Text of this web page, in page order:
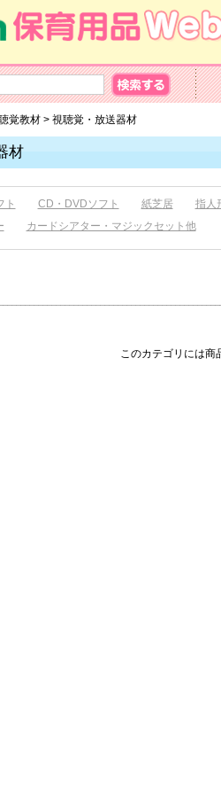
覚教材> 視聴覚・放送器材
材
ト CD・DVDソフト 紙芝居 指人
カードシアター・マジックセット他
このカテゴリには商